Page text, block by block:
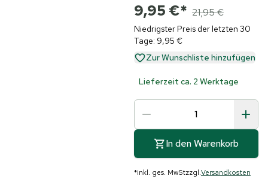
9,95 €* 21,95 €
Niedrigster Preis der letzten 30
Tage: 9,95 €
Zur Wunschliste hinzufügen
Lieferzeit ca. 2 Werktage
In den Warenkorb
*inkl. ges. MwStzzgl.Versandkosten